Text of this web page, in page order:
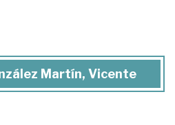
Martín, Vicente